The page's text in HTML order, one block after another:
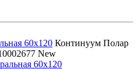
60x120 Континуум Полар
New